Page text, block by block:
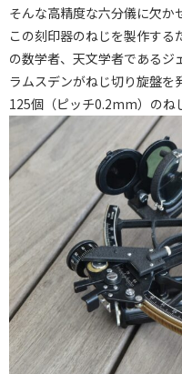
そんな高精度な六分儀に欠か
この刻印器のねじを製作する
の数学者、天文学者であるジ
ラムスデンがねじ切り旋盤を
125個（ピッチ0.2mm）のね